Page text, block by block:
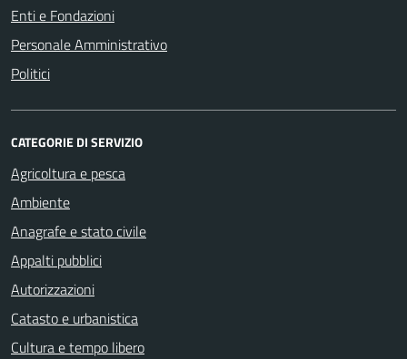
Enti e Fondazioni
Personale Amministrativo
Politici
CATEGORIE DI SERVIZIO
Agricoltura e pesca
Ambiente
Anagrafe e stato civile
Appalti pubblici
Autorizzazioni
Catasto e urbanistica
Cultura e tempo libero